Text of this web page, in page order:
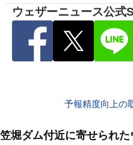
ウェザーニュース公式
予報精度向上の
笠堀ダム付近に寄せられた